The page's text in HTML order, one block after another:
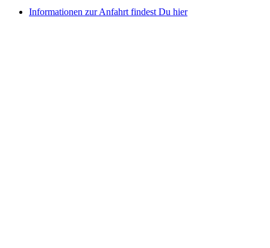
Informationen zur Anfahrt findest Du hier